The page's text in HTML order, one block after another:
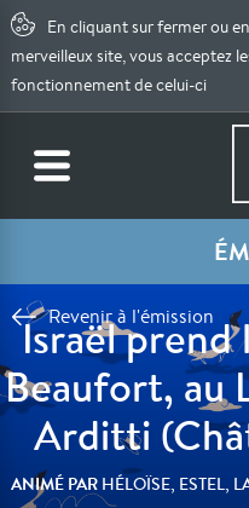
En cliquant sur fermer ou
merveilleux site, vous acceptez
fonctionnement de celui-ci
Revenir à l'émission
Israël
Beaufort, au
Arditti
ANIMÉ PAR HÉLOÏSE, ESTEL,